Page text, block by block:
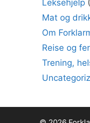
Leksehjelp
Mat og
Om
Reise og
Trening,